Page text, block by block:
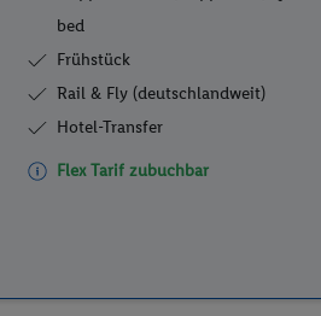
bed
Frühstück
Rail & Fly (deutschlandweit)
Hotel-Transfer
Flex Tarif zubuchbar